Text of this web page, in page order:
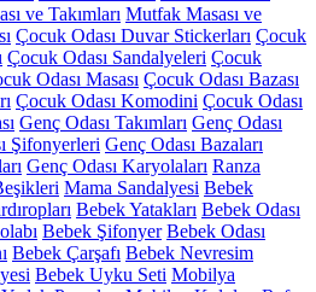
ve Takımları Mutfak Masası ve
Çocuk Odası Duvar Stickerları Çocuk
Çocuk Odası Sandalyeleri Çocuk
Odası Masası Çocuk Odası Bazası
Çocuk Odası Komodini Çocuk Odası
Genç Odası Takımları Genç Odası
Şifonyerleri Genç Odası Bazaları
Genç Odası Karyolaları Ranza
Mama Sandalyesi Bebek
Bebek Yatakları Bebek Odası
Bebek Şifonyer Bebek Odası
Bebek Çarşafı Bebek Nevresim
Bebek Uyku Seti Mobilya